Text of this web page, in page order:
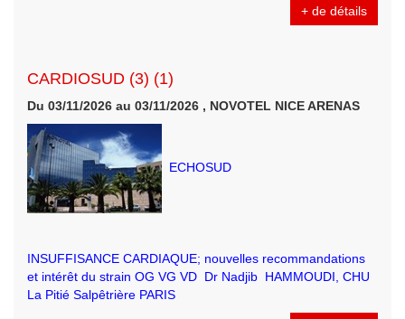
+ de détails
CARDIOSUD (3) (1)
Du 03/11/2026 au 03/11/2026 , NOVOTEL NICE ARENAS
ECHOSUD
INSUFFISANCE CARDIAQUE; nouvelles recommandations
et intérêt du strain OG VG VD Dr Nadjib HAMMOUDI, CHU
La Pitié Salpêtrière PARIS